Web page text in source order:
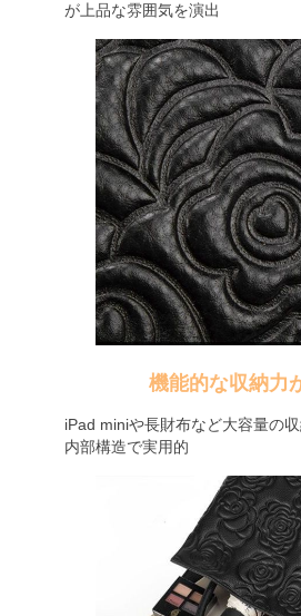
が上品な雰囲気を演出
機能的な収納力
iPad miniや長財布など大容量の
内部構造で実用的